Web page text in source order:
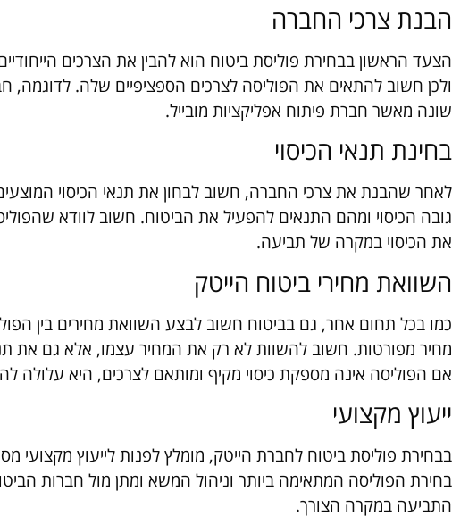
הבנת צרכי החברה
הצעד הראשון בבחירת פוליסת ביטוח הוא להבין את הצרכים
ולכן חשוב להתאים את הפוליסה לצרכים הספציפיים שלה.
שונה מאשר חברת פיתוח אפליקציות מובייל.
בחינת תנאי הכיסוי
לאחר שהבנת את צרכי החברה, חשוב לבחון את תנאי הכיסוי המוצעים
גובה הכיסוי ומהם התנאים להפעיל את הביטוח. חשוב לוודא
את הכיסוי במקרה של תביעה.
השוואת מחירי ביטוח הייטק
כמו בכל תחום אחר, גם בביטוח חשוב לבצע השוואת מחירים בין
מחיר מפורטות. חשוב להשוות לא רק את המחיר עצמו, אלא גם את
אם הפוליסה אינה מספקת כיסוי מקיף ומותאם לצרכים, היא עלולה
ייעוץ מקצועי
בבחירת פוליסת ביטוח לחברת הייטק, מומלץ לפנות לייעוץ מקצועי
בחירת הפוליסה המתאימה ביותר וניהול המשא ומתן מול חברות
התביעה במקרה הצורך.